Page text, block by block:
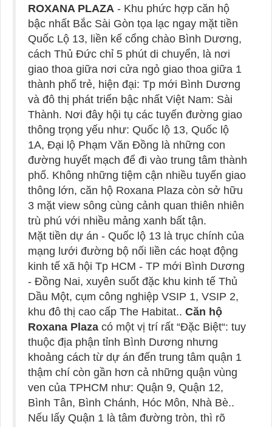
ROXANA PLAZA - Khu phức hợp căn hộ
bậc nhất Bắc Sài Gòn tọa lạc ngay mặt tiền
Quốc Lộ 13, liền kế cổng chào Bình Dương,
cách Thủ Đức chỉ 5 phút di chuyển, là nơi
giao thoa giữa nơi cửa ngỏ giao thoa giữa 1
thành phố trẻ, hiện đại: Tp mới Bình Dương
và đô thị phát triển bậc nhất Việt Nam: Sài
Thành. Nơi đây hội tụ các tuyến đường giao
thông trọng yếu như: Quốc lộ 13, Quốc lộ
1A, Đại lộ Phạm Văn Đồng là những con
đường huyết mạch để đi vào trung tâm thành
phố. Không những tiệm cận nhiều tuyến giao
thông lớn, căn hộ Roxana Plaza còn sở hữu
3 mặt view sông cùng cảnh quan thiên nhiên
trù phú với nhiều mảng xanh bất tận.
Mặt tiền dự án - Quốc lộ 13 là trục chính của
mạng lưới đường bộ nối liền các hoạt động
kinh tế xã hội Tp HCM - TP mới Bình Dương
- Đồng Nai, xuyên suốt đặc khu kinh tế Thủ
Dầu Một, cụm công nghiệp VSIP 1, VSIP 2,
khu đô thị cao cấp The Habitat.. Căn hộ
Roxana Plaza có một vị trí rất “Đặc Biệt“: tuy
thuộc địa phận tỉnh Bình Dương nhưng
khoảng cách từ dự án đến trung tâm quận 1
thậm chí còn gần hơn cả những quận vùng
ven của TPHCM như: Quận 9, Quận 12,
Bình Tân, Bình Chánh, Hóc Môn, Nhà Bè..
Nếu lấy Quận 1 là tâm đường tròn, thì rõ